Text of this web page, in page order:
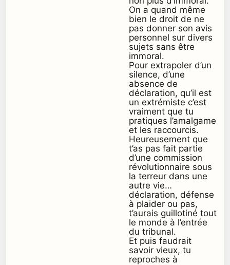
On a quand même
bien le droit de ne
pas donner son avis
personnel sur divers
sujets sans être
immoral.
Pour extrapoler d’un
silence, d’une
absence de
déclaration, qu’il est
un extrémiste c’est
vraiment que tu
pratiques l’amalgame
et les raccourcis.
Heureusement que
t’as pas fait partie
d’une commission
révolutionnaire sous
la terreur dans une
autre vie…
déclaration, défense
à plaider ou pas,
t’aurais guillotiné tout
le monde à l’entrée
du tribunal.
Et puis faudrait
savoir vieux, tu
reproches à